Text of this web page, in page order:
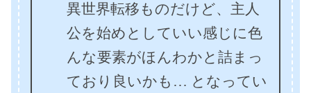
異世界転移ものだけど、主人
公を始めとしていい感じに色
んな要素がほんわかと詰まっ
ており良いかも… となってい